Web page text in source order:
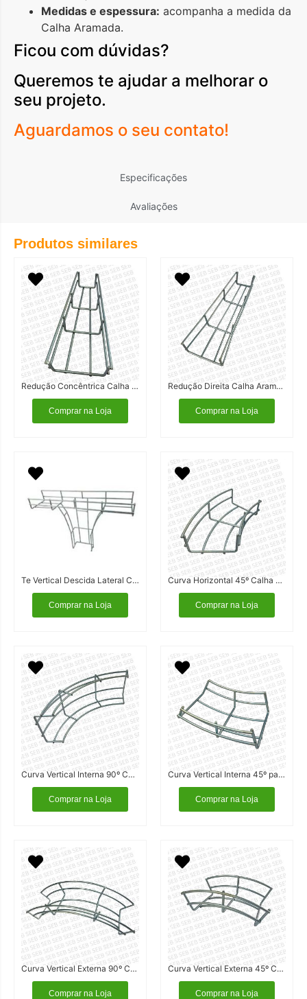
Especificações
Avaliações
Medidas e espessura: acompanha a medida da
Calha Aramada.
Ficou com dúvidas?
Queremos te ajudar a melhorar o
seu projeto.
Aguardamos o seu contato!
Produtos similares
Redução Concêntrica Calha Aramada
Comprar na Loja
Redução Direita Calha Aramada
Comprar na Loja
Te Vertical Descida Lateral Calha Aramada
Comprar na Loja
Curva Horizontal 45º Calha Aramada
Comprar na Loja
Curva Vertical Interna 90º Calha Aramada
Comprar na Loja
Curva Vertical Interna 45º para Calha Aramada
Comprar na Loja
Curva Vertical Externa 90º Calha Aramada
Comprar na Loja
Curva Vertical Externa 45º Calha Aramada
Comprar na Loja